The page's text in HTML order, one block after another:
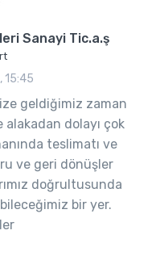
Sanayi Tic.a.ş
15:45
geldiğimiz zaman
dolayı çok
teslimatı ve
ve geri dönüşler
doğrultusunda
bir yer.